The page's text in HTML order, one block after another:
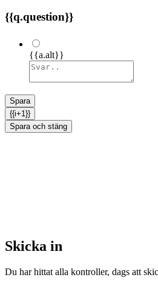
{{q.question}}
{{a.alt}}
Spara
{{i+1}}
Spara och stäng
Skicka in
Du har hittat alla kontroller, dags att